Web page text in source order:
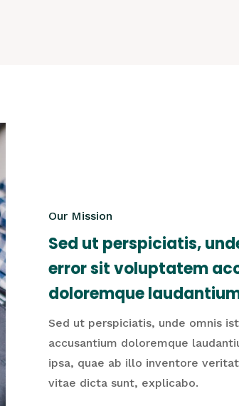
Our Mission
Sed ut perspiciatis,
error sit voluptatem
doloremque
Sed ut perspiciatis, unde omnis
accusantium doloremque
ipsa, quae ab illo inventore
vitae dicta sunt, explicabo.